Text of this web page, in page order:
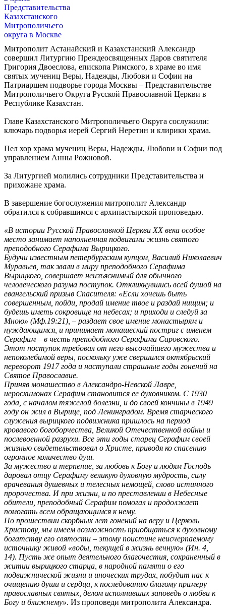
Митрополит Астанайский и Казахстанский Александр
совершил Литургию Преждеосвященных Даров святителя
Григория Двоеслова, епископа Римского, в храме во имя
святых мучениц Веры, Надежды, Любови и Софии на
Патриаршем подворье города Москвы – Представительстве
Митрополичьего Округа Русской Православной Церкви в
Республике Казахстан.
Главе Казахстанского Митрополичьего Округа сослужили:
ключарь подворья иерей Сергий Неретин и клирики храма.
Пел хор храма мучениц Веры, Надежды, Любови и Софии под
управлением Анны Рожновой.
За Литургией молились сотрудники Представительства и
прихожане храма.
В завершение богослужения митрополит Александр
обратился к собравшимся с архипастырской проповедью.
«В истории Русской Православной Церкви ХХ века особое
место занимает наполненная подвигами жизнь святого
преподобного Серафима Вырицкого.
Будучи известным петербургским купцом, Василий Николаевич
Муравьев, так звали в миру преподобного Серафима
Вырицкого, совершает неизъяснимый для обычного
человеческого разума поступок. Откликнувшись всей душой на
евангельский призыв Спасителя: «Если хочешь быть
совершенным, пойди, продай имение твое и раздай нищим; и
будешь иметь сокровище на небесах; и приходи и следуй за
Мною» (Мф.19:21), – раздает свое имение монастырям и
нуждающимся, и принимает монашеский постриг с именем
Серафим – в честь преподобного Серафима Саровского.
Этот поступок требовал от него высочайшего мужества и
непоколебимой веры, поскольку уже свершился октябрьский
переворот 1917 года и наступали страшные годы гонений на
Святое Православие.
Приняв монашество в Александро-Невской Лавре,
иеросхимонах Серафим становится ее духовником. С 1930
года, с началом тяжелой болезни, и до своей кончины в 1949
году он жил в Вырице, под Ленинградом. Время старческого
служения вырицкого подвижника пришлось на период
кровавого богоборчества, Великой Отечественной войны и
послевоенной разрухи. Все эти годы старец Серафим своей
жизнью свидетельствовал о Христе, приводя ко спасению
огромное количество душ.
За мужество и терпение, за любовь к Богу и людям Господь
даровал отцу Серафиму великую духовную мудрость, силу
врачевания душевных и телесных немощей, слово истинного
пророчества. И при жизни, и по преставлении в Небесные
обители, преподобный Серафим помогал и продолжает
помогать всем обращающимся к нему.
По прошествии скорбных лет гонений на веру и Церковь
Христову, мы имеем возможность приобщаться к духовному
богатству его святости – этому поистине неисчерпаемому
источнику живой «воды, текущей в жизнь вечную» (Ин. 4,
14). Пусть же опыт деятельного благочестия, сохраненный в
житии вырицкого старца, в народной памяти о его
подвижнической жизни и иноческих трудах, побудит нас к
очищению души и сердца, к последованию благому примеру
православных святых, делом исполнивших заповедь о любви к
Богу и ближнему». Из проповеди митрополита Александра.